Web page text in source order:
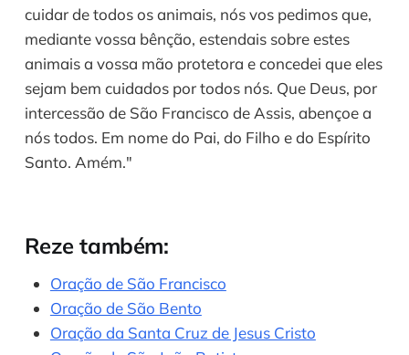
cuidar de todos os animais, nós vos pedimos que,
mediante vossa bênção, estendais sobre estes
animais a vossa mão protetora e concedei que eles
sejam bem cuidados por todos nós. Que Deus, por
intercessão de São Francisco de Assis, abençoe a
nós todos. Em nome do Pai, do Filho e do Espírito
Santo. Amém."
Reze também:
Oração de São Francisco
Oração de São Bento
Oração da Santa Cruz de Jesus Cristo